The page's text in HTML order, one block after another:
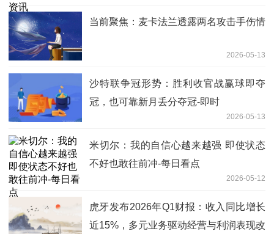
当前聚焦：麦卡法兰透露两名攻击手伤情
2026-05-13
沙特联争冠形势：胜利收官战赢球即夺
冠，也可靠新月丢分夺冠-即时
2026-05-13
米切尔：我的自信心越来越强 即使状态
不好也敢往前冲-每日看点
2026-05-12
虎牙发布2026年Q1财报：收入同比增长
近15%，多元业务驱动经营与利润表现改